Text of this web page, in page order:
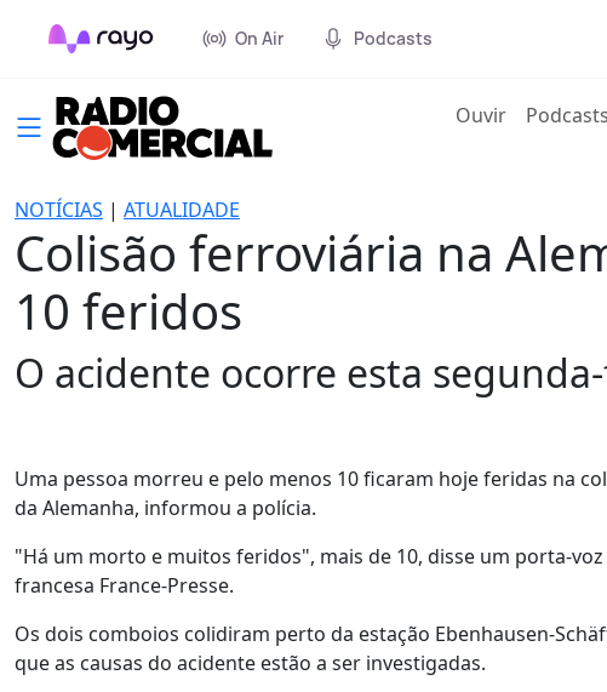
On Air Podcasts
Ouvir(current)
Podcasts
NOTÍCIAS | ATUALIDADE
Colisão ferroviária na
10 feridos
O acidente ocorre esta
Uma pessoa morreu e pelo menos 10 ficaram hoje feridas na
da Alemanha, informou a polícia.
"Há um morto e muitos feridos", mais de 10, disse um porta-
francesa France-Presse.
Os dois comboios colidiram perto da estação Ebenhausen-
que as causas do acidente estão a ser investigadas.